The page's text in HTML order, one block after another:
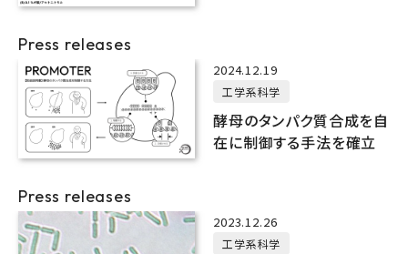
Press releases
2024.12.19
工学系科学
酵母のタンパク質合成を自
在に制御する手法を確立
Press releases
2023.12.26
工学系科学